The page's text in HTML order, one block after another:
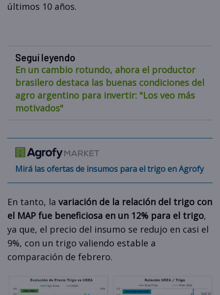
últimos 10 años.
Seguí leyendo
En un cambio rotundo, ahora el productor
brasilero destaca las buenas condiciones del
agro argentino para invertir: "Los veo más
motivados"
Mirá las ofertas de insumos para el trigo en Agrofy
En tanto, la variación de la relación del trigo con
el MAP fue beneficiosa en un 12% para el trigo,
ya que, el precio del insumo se redujo en casi el
9%, con un trigo valiendo estable a
comparación de febrero.